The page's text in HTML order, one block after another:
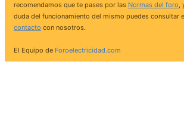
recomendamos que te pases por las Normas del foro,
duda del funcionamiento del mismo puedes consultar
contacto con nosotros.
El Equipo de Foroelectricidad.com